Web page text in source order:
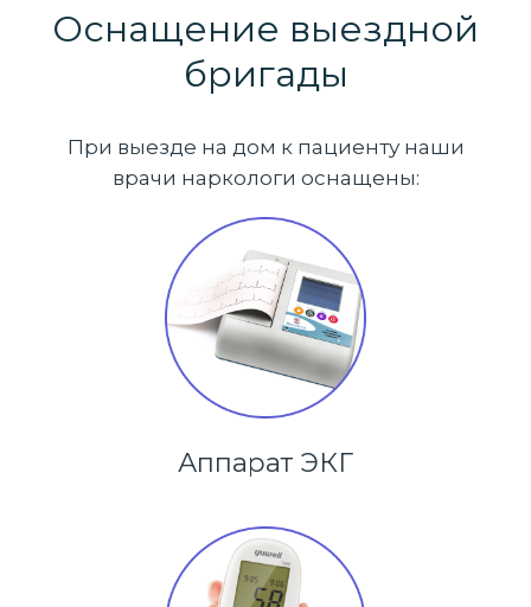
Оснащение выездной
бригады
При выезде на дом к пациенту наши
врачи наркологи оснащены:
Аппарат ЭКГ